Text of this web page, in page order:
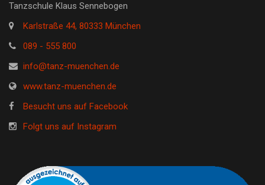
Tanzschule Klaus Sennebogen
Karlstraße 44, 80333 München
089 - 555 800
info@tanz-muenchen.de
www.tanz-muenchen.de
Besucht uns auf Facebook
Folgt uns auf Instagram